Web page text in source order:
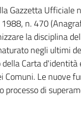
Gazzetta Ufficiale
n. 470
la disciplina
negli ultimi
Carta
Le nuove
di